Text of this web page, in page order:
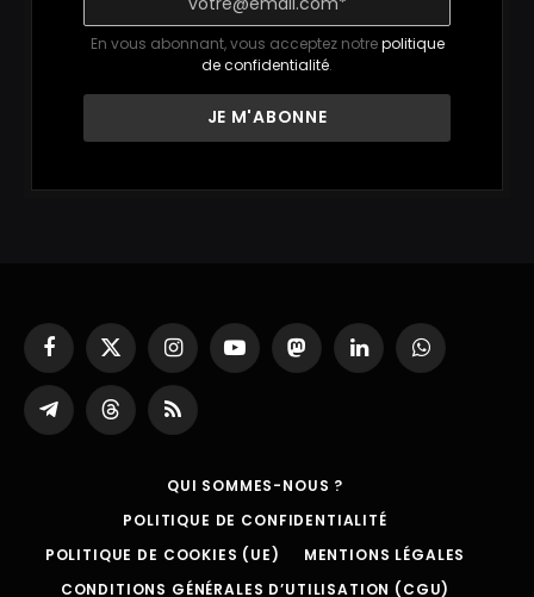
En vous abonnant, vous acceptez notrepolitique
de confidentialité.
Facebook
X
(Twitter)
InstagramYouTubeMastodonLinkedInWhatsApp
Partager
sur
ThreadsRSS
QUI SOMMES-NOUS ?
POLITIQUE DE CONFIDENTIALITÉ
POLITIQUE DE COOKIES (UE)
MENTIONS LÉGALES
CONDITIONS GÉNÉRALES D’UTILISATION (CGU)